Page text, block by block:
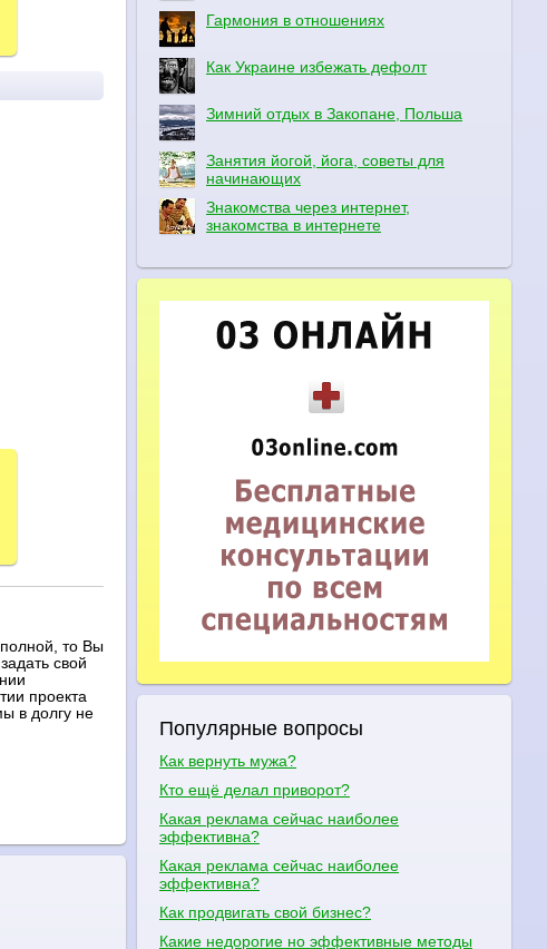
то Вы
свой
проекта
в долгу не
Гармония в отношениях
Как Украине избежать дефолт
Зимний отдых в Закопане, Польша
Занятия йогой, йога, советы для
начинающих
Знакомства через интернет,
знакомства в интернете
Популярные вопросы
Как вернуть мужа?
Кто ещё делал приворот?
Какая реклама сейчас наиболее
эффективна?
Какая реклама сейчас наиболее
эффективна?
Как продвигать свой бизнес?
Какие недорогие но эффективные методы